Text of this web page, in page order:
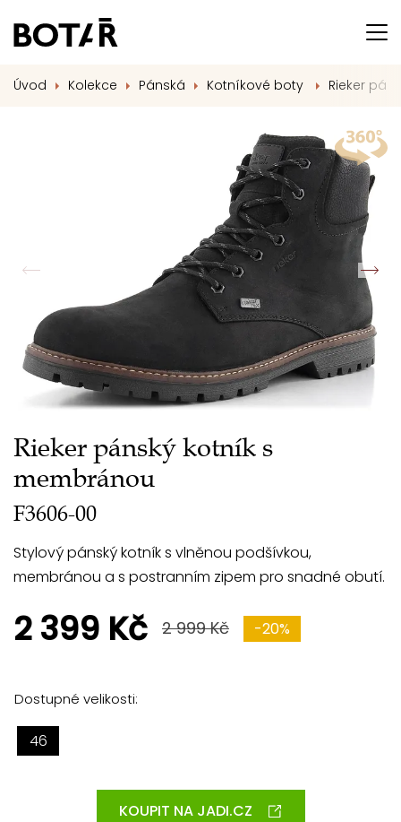
Úvod Kolekce Pánská Kotníkové boty Rieker
Rieker pánský kotník s
membránou
F3606-00
Stylový pánský kotník s vlněnou podšívkou,
membránou a s postranním zipem pro snadné obutí.
2 399 Kč 2 999 Kč -20%
Dostupné velikosti:
46
KOUPIT NA JADI.CZ